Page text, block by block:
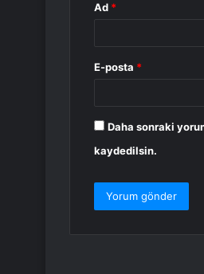
Ad *
E-posta *
Daha sonraki
kaydedilsin.